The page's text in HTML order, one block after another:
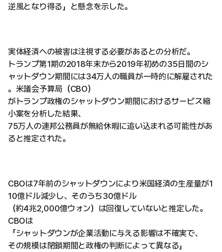
逆風となり得る」と懸念を示した。
実体経済への被害は注視する必要があるとの分析だ。
トランプ第1期の2018年末から2019年初めの35日間のシ
ャットダウン期間には34万人の職員が一時的に解雇された
。米議会予算局（CBO）
がトランプ政権のシャットダウン期間におけるサービス縮
小案を分析した結果、
75万人の連邦公務員が無給休暇に追い込まれる可能性があ
ると推定された。
CBOは7年前のシャットダウンにより米国経済の生産量が1
10億ドル減少し、そのうち30億ドル
（約4兆2,000億ウォン）は回復していないと推定した。
CBOは
「シャットダウンが企業活動に与える影響は不確実で、
その規模は閉鎖期間と政権の判断によって異なる」